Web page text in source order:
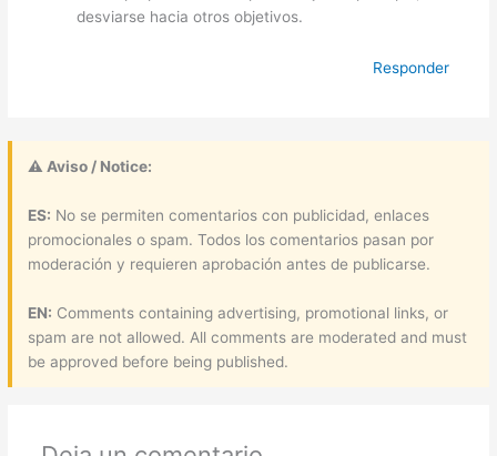
desviarse hacia otros objetivos.
Responder
⚠ Aviso / Notice:
ES: No se permiten comentarios con publicidad, enlaces
promocionales o spam. Todos los comentarios pasan por
moderación y requieren aprobación antes de publicarse.
EN: Comments containing advertising, promotional links, or
spam are not allowed. All comments are moderated and must
be approved before being published.